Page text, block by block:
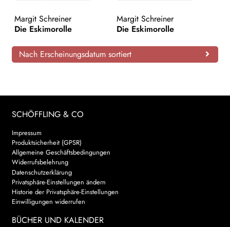
AKTUELLES
WEITERE VERLAGE
Search:
Margit Schreiner
Die Eskimorolle
Margit Schreiner
Die Eskimorolle
Nach Erscheinungsdatum sortiert
SCHÖFFLING & CO
Impressum
Produktsicherheit (GPSR)
Allgemeine Geschäftsbedingungen
Widerrufsbelehrung
Datenschutzerklärung
Privatsphäre-Einstellungen ändern
Historie der Privatsphäre-Einstellungen
Einwilligungen widerrufen
BÜCHER UND KALENDER